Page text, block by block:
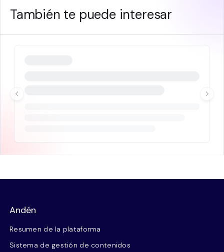
También te puede interesar
Andén
Resumen de la plataforma
Sistema de gestión de contenidos